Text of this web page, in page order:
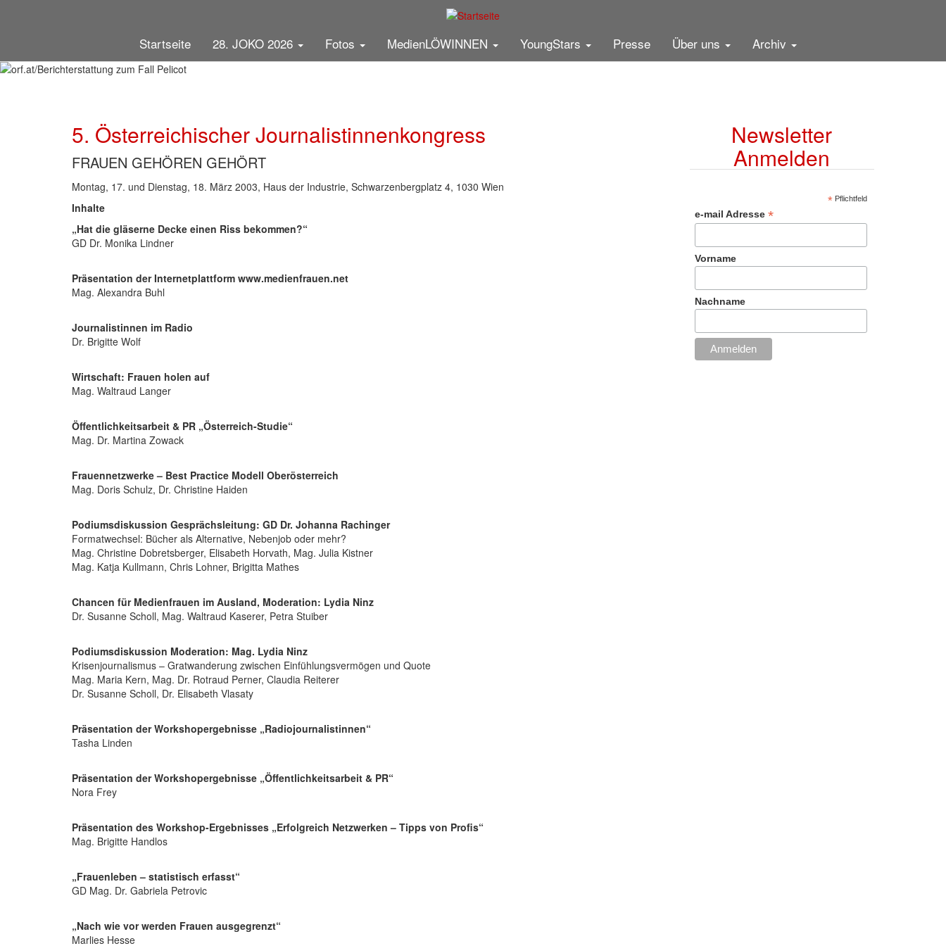
Hauptnavigation
Startseite 28. JOKO 2026 Fotos MedienLÖWINNEN YoungStars Presse Über uns Archiv
orf.at/Berichterstattung zum Fall Pelicot
unter der Leitung von Julia Ortner
für das Feature „arm, alt, weiblich”
für Nina Horaczek
Dienstag, 3. November 2026
5. Österreichischer Journalistinnenkongress
FRAUEN GEHÖREN GEHÖRT
Montag, 17. und Dienstag, 18. März 2003, Haus der Industrie, Schwarzenbergplatz 4, 1030 Wien
Inhalte
„Hat die gläserne Decke einen Riss bekommen?“
GD Dr. Monika Lindner
Präsentation der Internetplattform www.medienfrauen.net
Mag. Alexandra Buhl
Journalistinnen im Radio
Dr. Brigitte Wolf
Wirtschaft: Frauen holen auf
Mag. Waltraud Langer
Öffentlichkeitsarbeit & PR „Österreich-Studie“
Mag. Dr. Martina Zowack
Frauennetzwerke – Best Practice Modell Oberösterreich
Mag. Doris Schulz, Dr. Christine Haiden
Podiumsdiskussion Gesprächsleitung: GD Dr. Johanna Rachinger
Formatwechsel: Bücher als Alternative, Nebenjob oder mehr?
Mag. Christine Dobretsberger, Elisabeth Horvath, Mag. Julia Kistner
Mag. Katja Kullmann, Chris Lohner, Brigitta Mathes
Chancen für Medienfrauen im Ausland, Moderation: Lydia Ninz
Dr. Susanne Scholl, Mag. Waltraud Kaserer, Petra Stuiber
Podiumsdiskussion Moderation: Mag. Lydia Ninz
Krisenjournalismus – Gratwanderung zwischen Einfühlungsvermögen und Quote
Mag. Maria Kern, Mag. Dr. Rotraud Perner, Claudia Reiterer
Dr. Susanne Scholl, Dr. Elisabeth Vlasaty
Präsentation der Workshopergebnisse „Radiojournalistinnen“
Tasha Linden
Präsentation der Workshopergebnisse „Öffentlichkeitsarbeit & PR“
Nora Frey
Präsentation des Workshop-Ergebnisses „Erfolgreich Netzwerken – Tipps von Profis“
Mag. Brigitte Handlos
„Frauenleben – statistisch erfasst“
GD Mag. Dr. Gabriela Petrovic
„Nach wie vor werden Frauen ausgegrenzt“
Marlies Hesse
Newsletter
Anmelden
*Pflichtfeld
e-mail Adresse*
Vorname
Nachname